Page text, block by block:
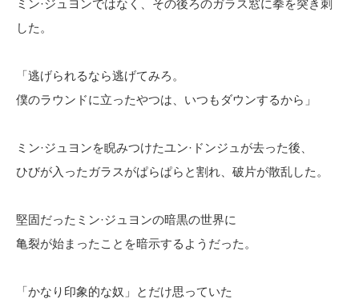
ミン·ジュヨンではなく、その後ろのガラス窓に拳を突き刺
した。
「逃げられるなら逃げてみろ。
僕のラウンドに立ったやつは、いつもダウンするから」
ミン·ジュヨンを睨みつけたユン·ドンジュが去った後、
ひびが入ったガラスがぱらぱらと割れ、破片が散乱した。
堅固だったミン·ジュヨンの暗黒の世界に
亀裂が始まったことを暗示するようだった。
「かなり印象的な奴」とだけ思っていた